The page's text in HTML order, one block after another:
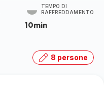
TEMPO DI
RAFFREDDAMENTO
10min
8 persone